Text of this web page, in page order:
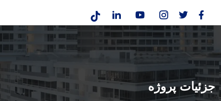
جزئیات پروژه